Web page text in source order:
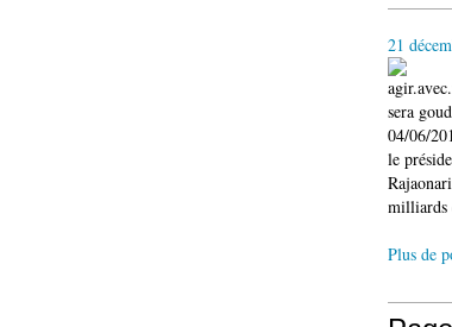
21
sera
04/06/
le
milliards
Plus de